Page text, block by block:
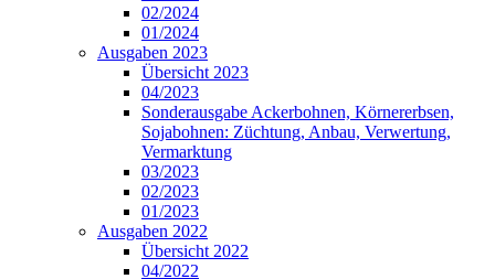
02/2024
01/2024
Ausgaben 2023
Übersicht 2023
04/2023
Sonderausgabe Ackerbohnen, Körnererbsen,
Sojabohnen: Züchtung, Anbau, Verwertung,
Vermarktung
03/2023
02/2023
01/2023
Ausgaben 2022
Übersicht 2022
04/2022